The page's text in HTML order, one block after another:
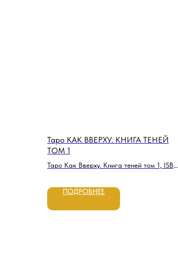
Таро КАК ВВЕРХУ. КНИГА ТЕНЕЙ
ТОМ 1
Таро Как Вверху. Книга теней том 1, ISBN
ПОДРОБНЕЕ